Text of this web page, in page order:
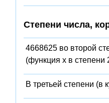
Степени числа,
4668625 во второй
(функция x в степени
В третьей степени (в